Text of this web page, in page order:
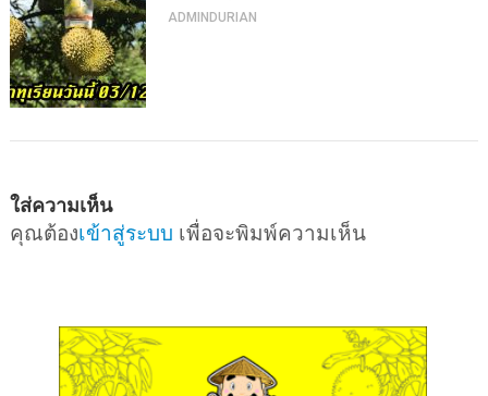
ADMINDURIAN
ใส่ความเห็น
คุณต้องเข้าสู่ระบบ เพื่อจะพิมพ์ความเห็น